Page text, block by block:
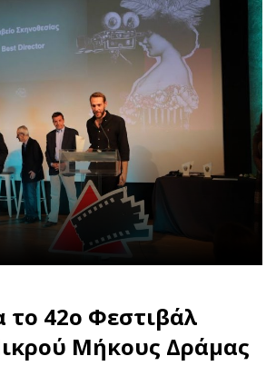
το 42ο Φεστιβάλ
Μήκους Δράμας